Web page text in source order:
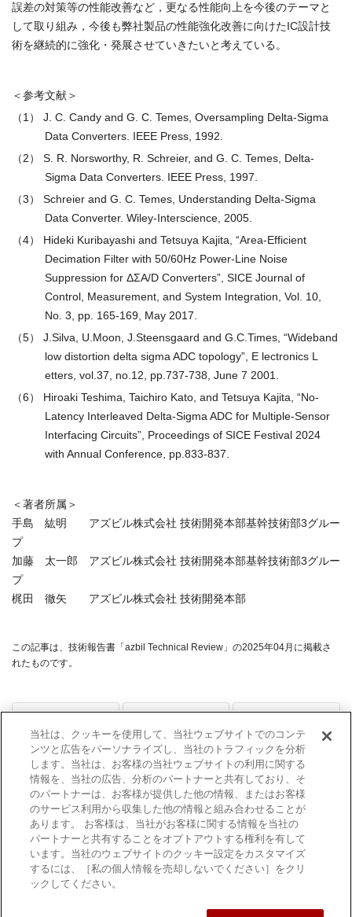
誤差の対策等の性能改善など，更なる性能向上を今後のテーマと
して取り組み，今後も弊社製品の性能強化改善に向けたIC設計技
術を継続的に強化・発展させていきたいと考えている。
＜参考文献＞
（1） J. C. Candy and G. C. Temes, Oversampling Delta-Sigma
Data Converters. IEEE Press, 1992.
（2） S. R. Norsworthy, R. Schreier, and G. C. Temes, Delta-
Sigma Data Converters. IEEE Press, 1997.
（3） Schreier and G. C. Temes, Understanding Delta-Sigma
Data Converter. Wiley-Interscience, 2005.
（4） Hideki Kuribayashi and Tetsuya Kajita, “Area-Efficient
Decimation Filter with 50/60Hz Power-Line Noise
Suppression for ΔΣA/D Converters”, SICE Journal of
Control, Measurement, and System Integration, Vol. 10,
No. 3, pp. 165-169, May 2017.
（5） J.Silva, U.Moon, J.Steensgaard and G.C.Times, “Wideband
low distortion delta sigma ADC topology”, E lectronics L
etters, vol.37, no.12, pp.737-738, June 7 2001.
（6） Hiroaki Teshima, Taichiro Kato, and Tetsuya Kajita, “No-
Latency Interleaved Delta-Sigma ADC for Multiple-Sensor
Interfacing Circuits”, Proceedings of SICE Festival 2024
with Annual Conference, pp.833-837.
＜著者所属＞
手島 紘明 アズビル株式会社 技術開発本部基幹技術部3グルー
プ
加藤 太一郎 アズビル株式会社 技術開発本部基幹技術部3グルー
プ
梶田 徹矢 アズビル株式会社 技術開発本部
この記事は、技術報告書「azbil Technical Review」の2025年04月に掲載さ
れたものです。
パラメーター確
率分布を用いた
プラントモデル
自動更新技術
azbil Technical
Review一覧（2025
年4月）
大規模言語モデ
ルを基盤とした
法務契約文書リ
スク評価手法
当社は、クッキーを使用して、当社ウェブサイトでのコンテ
ンツと広告をパーソナライズし、当社のトラフィックを分析
します。当社は、お客様の当社ウェブサイトの利用に関する
情報を、当社の広告、分析のパートナーと共有しており、そ
のパートナーは、お客様が提供した他の情報、またはお客様
のサービス利用から収集した他の情報と組み合わせることが
あります。 お客様は、当社がお客様に関する情報を当社の
パートナーと共有することをオプトアウトする権利を有して
います。当社のウェブサイトのクッキー設定をカスタマイズ
するには、［私の個人情報を売却しないでください］をクリ
ックしてください。